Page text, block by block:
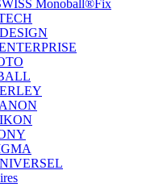
Monoball®Fix